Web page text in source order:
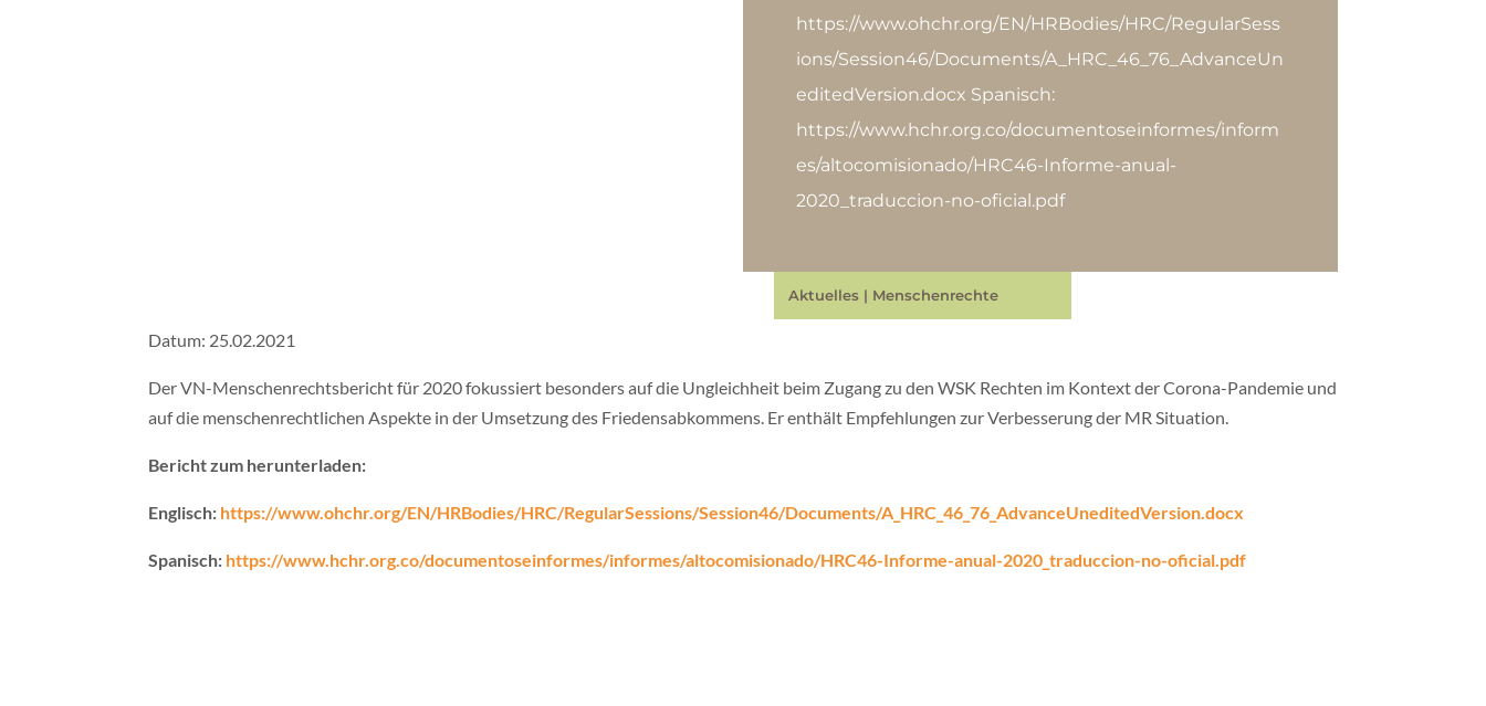
https://www.ohchr.org/EN/HRBodies/HRC/RegularSess
ions/Session46/Documents/A_HRC_46_76_AdvanceUn
editedVersion.docx Spanisch:
https://www.hchr.org.co/documentoseinformes/inform
es/altocomisionado/HRC46-Informe-anual-
2020_traduccion-no-oficial.pdf
Aktuelles| Menschenrechte
Datum: 25.02.2021
Der VN-Menschenrechtsbericht für 2020 fokussiert besonders auf die Ungleichheit beim Zugang zu den WSK Rechten im Kontext der Corona-Pandemie und
auf die menschenrechtlichen Aspekte in der Umsetzung des Friedensabkommens. Er enthält Empfehlungen zur Verbesserung der MR Situation.
Bericht zum herunterladen:
Englisch: https://www.ohchr.org/EN/HRBodies/HRC/RegularSessions/Session46/Documents/A_HRC_46_76_AdvanceUneditedVersion.docx
Spanisch: https://www.hchr.org.co/documentoseinformes/informes/altocomisionado/HRC46-Informe-anual-2020_traduccion-no-oficial.pdf